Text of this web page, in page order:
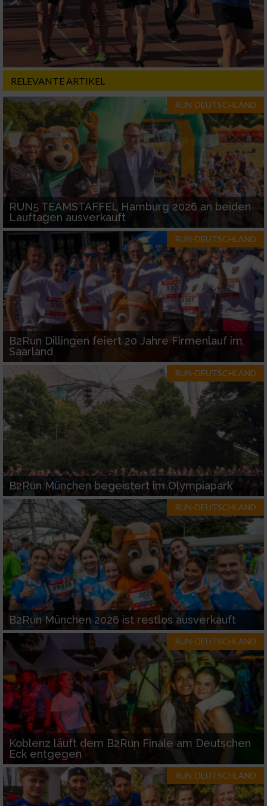
RELEVANTE ARTIKEL
RUN-DEUTSCHLAND
RUN5 TEAMSTAFFEL Hamburg 2026 an beiden
Lauftagen ausverkauft
RUN-DEUTSCHLAND
B2Run Dillingen feiert 20 Jahre Firmenlauf im
Saarland
RUN-DEUTSCHLAND
B2Run München begeistert im Olympiapark
RUN-DEUTSCHLAND
B2Run München 2026 ist restlos ausverkauft
RUN-DEUTSCHLAND
Koblenz läuft dem B2Run Finale am Deutschen
Eck entgegen
RUN-DEUTSCHLAND